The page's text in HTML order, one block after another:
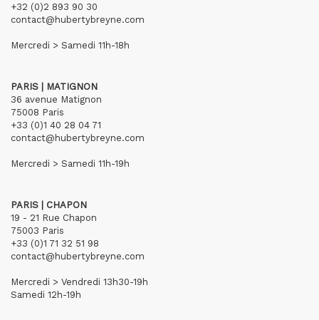
+32 (0)2 893 90 30
contact@hubertybreyne.com
Mercredi > Samedi 11h-18h
PARIS | MATIGNON
36 avenue Matignon
75008 Paris
+33 (0)1 40 28 04 71
contact@hubertybreyne.com
Mercredi > Samedi 11h-19h
PARIS | CHAPON
19 - 21 Rue Chapon
75003 Paris
+33 (0)1 71 32 51 98
contact@hubertybreyne.com
Mercredi > Vendredi 13h30-19h
Samedi 12h-19h